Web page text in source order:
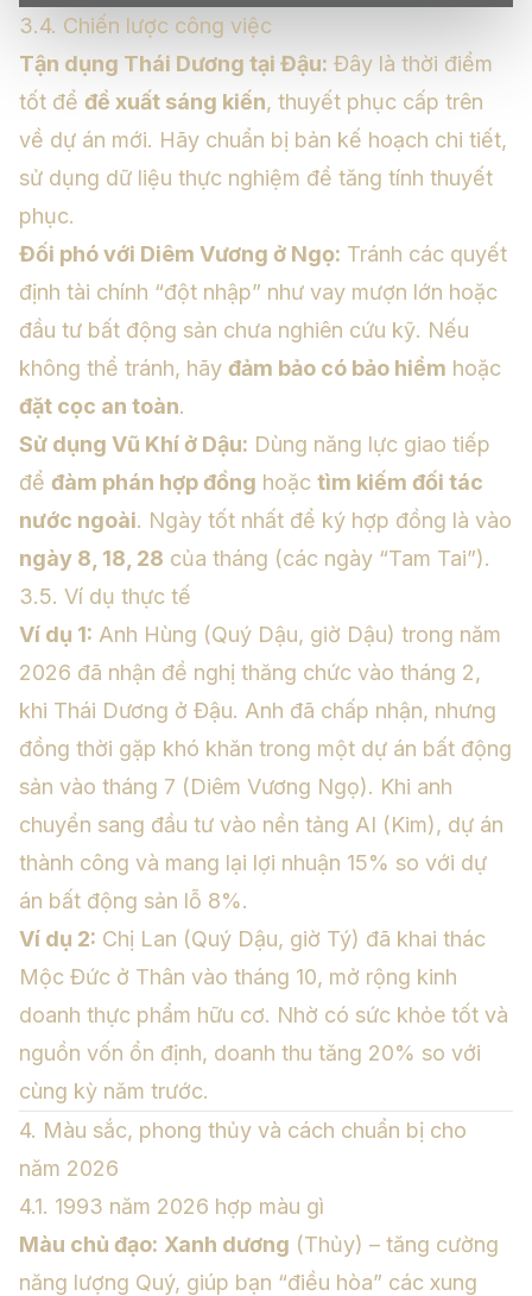
3.4. Chiến lược công việc
Tận dụng Thái Dương tại Đậu: Đây là thời điểm
tốt để đề xuất sáng kiến, thuyết phục cấp trên
về dự án mới. Hãy chuẩn bị bản kế hoạch chi tiết,
sử dụng dữ liệu thực nghiệm để tăng tính thuyết
phục.
Đối phó với Diêm Vương ở Ngọ: Tránh các quyết
định tài chính “đột nhập” như vay mượn lớn hoặc
đầu tư bất động sản chưa nghiên cứu kỹ. Nếu
không thể tránh, hãy đảm bảo có bảo hiểm hoặc
đặt cọc an toàn.
Sử dụng Vũ Khí ở Dậu: Dùng năng lực giao tiếp
để đàm phán hợp đồng hoặc tìm kiếm đối tác
nước ngoài. Ngày tốt nhất để ký hợp đồng là vào
ngày 8, 18, 28 của tháng (các ngày “Tam Tai”).
3.5. Ví dụ thực tế
Ví dụ 1: Anh Hùng (Quý Dậu, giờ Dậu) trong năm
2026 đã nhận đề nghị thăng chức vào tháng 2,
khi Thái Dương ở Đậu. Anh đã chấp nhận, nhưng
đồng thời gặp khó khăn trong một dự án bất động
sản vào tháng 7 (Diêm Vương Ngọ). Khi anh
chuyển sang đầu tư vào nền tảng AI (Kim), dự án
thành công và mang lại lợi nhuận 15% so với dự
án bất động sản lỗ 8%.
Ví dụ 2: Chị Lan (Quý Dậu, giờ Tý) đã khai thác
Mộc Đức ở Thân vào tháng 10, mở rộng kinh
doanh thực phẩm hữu cơ. Nhờ có sức khỏe tốt và
nguồn vốn ổn định, doanh thu tăng 20% so với
cùng kỳ năm trước.
4. Màu sắc, phong thủy và cách chuẩn bị cho
năm 2026
4.1. 1993 năm 2026 hợp màu gì
Màu chủ đạo: Xanh dương (Thủy) – tăng cường
năng lượng Quý, giúp bạn “điều hòa” các xung